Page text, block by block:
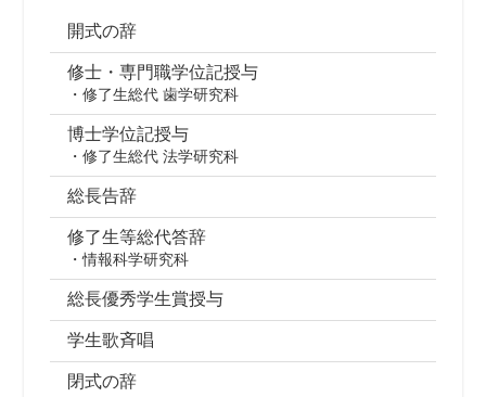
開式の辞
修士・専門職学位記授与
・修了生総代 歯学研究科
博士学位記授与
・修了生総代 法学研究科
総長告辞
修了生等総代答辞
・情報科学研究科
総長優秀学生賞授与
学生歌斉唱
閉式の辞